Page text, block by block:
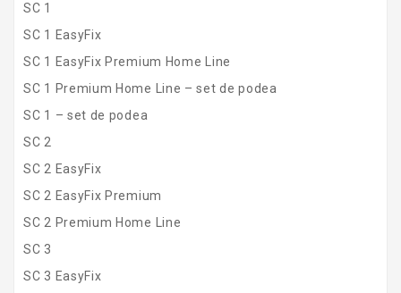
SC 1
SC 1 EasyFix
SC 1 EasyFix Premium Home Line
SC 1 Premium Home Line – set de podea
SC 1 – set de podea
SC 2
SC 2 EasyFix
SC 2 EasyFix Premium
SC 2 Premium Home Line
SC 3
SC 3 EasyFix